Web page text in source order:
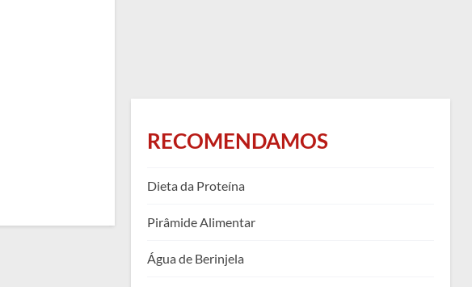
RECOMENDAMOS
Dieta da Proteína
Pirâmide Alimentar
Água de Berinjela